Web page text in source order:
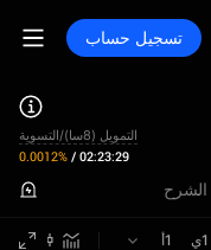
تسجيل حساب
التمويل (8سا)/التسوية
0.0012% / 02:23:29
الشرح
1ي 1أ